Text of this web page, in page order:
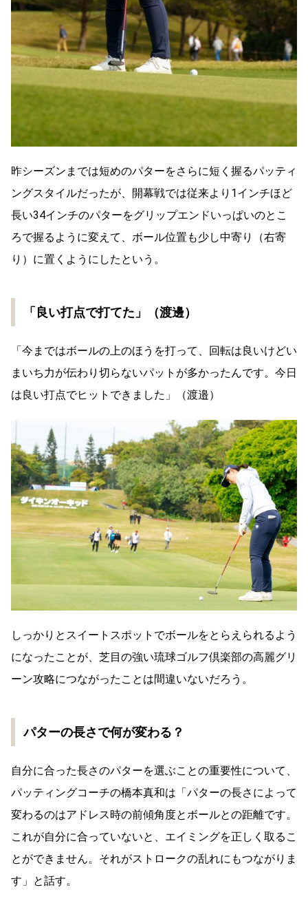
昨シーズンまでは短めのパターをさらに短く握るパッティ
ングスタイルだったが、開幕戦では従来より1インチほど
長い34インチのパターをグリップエンドいっぱいのとこ
ろで握るように変えて、ボール位置も少し中寄り（右寄
り）に置くようにしたという。
「良い打点で打てた」（渡邊）
「今まではボールの上のほうを打って、回転は良いけどい
まいち力が伝わり切らないパットが多かったんです。今日
は良い打点でヒットできました」（渡邉）
しっかりとスイートスポットでボールをとらえられるよう
になったことが、芝目の強い琉球ゴルフ倶楽部の高麗グリ
ーン攻略につながったことは間違いないだろう。
パターの長さで何が変わる？
自分に合った長さのパターを選ぶことの重要性について、
パッティングコーチの橋本真和は「パターの長さによって
変わるのはアドレス時の前傾角度とボールとの距離です。
これが自分に合っていないと、エイミングを正しく取るこ
とができません。それがストロークの乱れにもつながりま
す」と話す。